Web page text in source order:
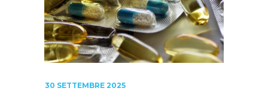
30 SETTEMBRE 2025